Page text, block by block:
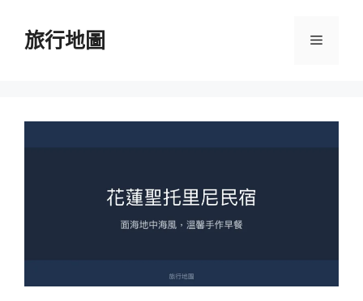
旅行地圖 選